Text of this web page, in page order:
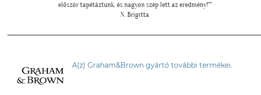
tapéta."
Cs. Andi
A(z) Graham&Brown gyártó további termékei.